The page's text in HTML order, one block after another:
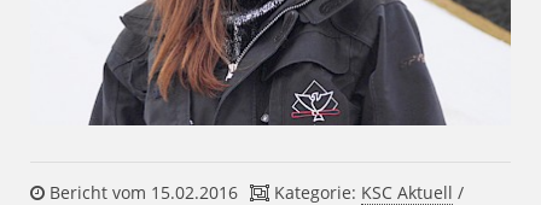
Bericht vom 15.02.2016 Kategorie: KSC Aktuell /